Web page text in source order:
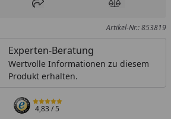
Wunschliste hinzufügen
Teilen Produkt
Artikel-Nr.: 853819
Experten-Beratung
Wertvolle Informationen zu diesem
Produkt erhalten.
4,83/ 5